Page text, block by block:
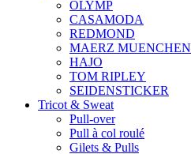
OLYMP
CASAMODA
REDMOND
MAERZ MUENCHEN
HAJO
TOM RIPLEY
SEIDENSTICKER
Tricot & Sweat
Pull-over
Pull à col roulé
Gilets & Pulls